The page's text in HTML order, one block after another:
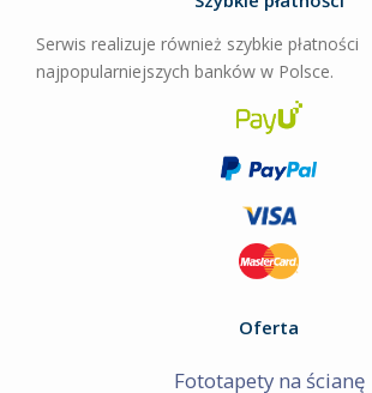
Serwis realizuje również szybkie płatności
najpopularniejszych banków w Polsce.
Oferta
Fototapety na ścianę